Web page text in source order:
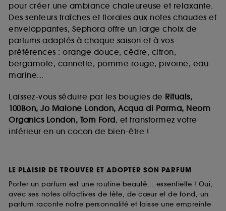
pour créer une ambiance chaleureuse et relaxante.
Des senteurs fraîches et florales aux notes chaudes et
enveloppantes, Sephora offre un large choix de
parfums adaptés à chaque saison et à vos
préférences : orange douce, cèdre, citron,
bergamote, cannelle, pomme rouge, pivoine, eau
marine...
Laissez-vous séduire par les bougies de Rituals,
100Bon, Jo Malone London, Acqua di Parma, Neom
Organics London, Tom Ford, et transformez votre
intérieur en un cocon de bien-être !
LE PLAISIR DE TROUVER ET ADOPTER SON PARFUM
Porter un parfum est une routine beauté... essentielle ! Oui,
avec ses notes olfactives de tête, de cœur et de fond, un
parfum raconte notre personnalité et laisse une empreinte